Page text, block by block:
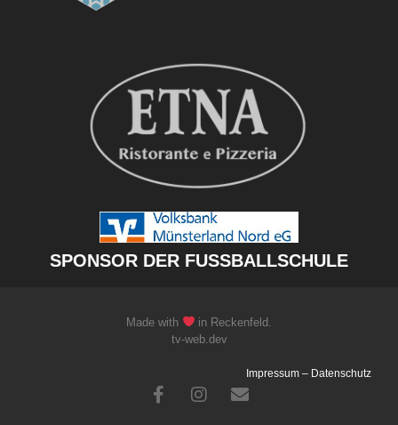
SPONSOR DER FUSSBALLSCHULE
Made with
in Reckenfeld.
tv-web.dev
Impressum – Datenschutz